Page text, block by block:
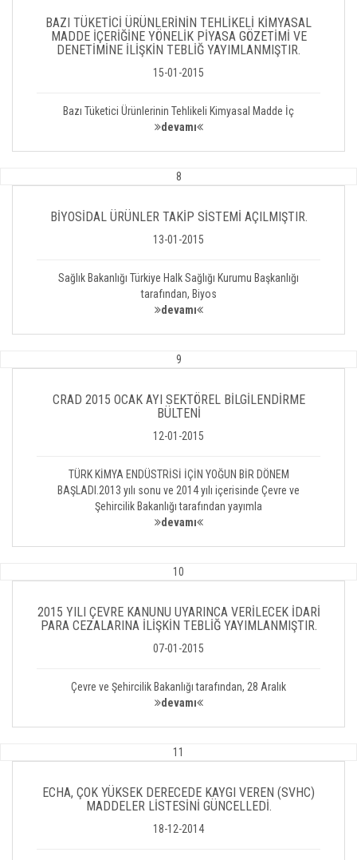
BAZI TÜKETİCİ ÜRÜNLERİNİN TEHLİKELİ KİMYASAL
MADDE İÇERİĞİNE YÖNELİK PİYASA GÖZETİMİ VE
DENETİMİNE İLİŞKİN TEBLİĞ YAYIMLANMIŞTIR.
15-01-2015
Bazı Tüketici Ürünlerinin Tehlikeli Kimyasal Madde İç
devamı
8
BİYOSİDAL ÜRÜNLER TAKİP SİSTEMİ AÇILMIŞTIR.
13-01-2015
Sağlık Bakanlığı Türkiye Halk Sağlığı Kurumu Başkanlığı
tarafından, Biyos
devamı
9
CRAD 2015 OCAK AYI SEKTÖREL BİLGİLENDİRME
BÜLTENİ
12-01-2015
TÜRK KİMYA ENDÜSTRİSİ İÇİN YOĞUN BİR DÖNEM
BAŞLADI.2013 yılı sonu ve 2014 yılı içerisinde Çevre ve
Şehircilik Bakanlığı tarafından yayımla
devamı
10
2015 YILI ÇEVRE KANUNU UYARINCA VERİLECEK İDARİ
PARA CEZALARINA İLİŞKİN TEBLİĞ YAYIMLANMIŞTIR.
07-01-2015
Çevre ve Şehircilik Bakanlığı tarafından, 28 Aralık
devamı
11
ECHA, ÇOK YÜKSEK DERECEDE KAYGI VEREN (SVHC)
MADDELER LİSTESİNİ GÜNCELLEDİ.
18-12-2014